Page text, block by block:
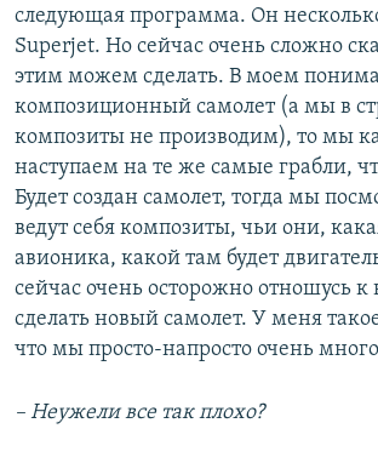
следующая программа. Он
Superjet. Но сейчас очень сложно
этим можем сделать. В моем
композиционный самолет (а мы в
композиты не производим), то мы
наступаем на те же самые грабли,
Будет создан самолет, тогда мы
ведут себя композиты, чьи они,
авионика, какой там будет
сейчас очень осторожно отношусь к
сделать новый самолет. У меня
что мы просто-напросто очень
– Неужели все так плохо?